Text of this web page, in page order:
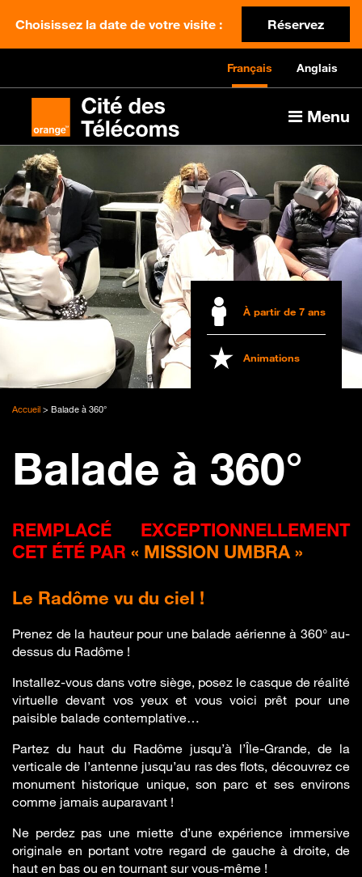
Choisissez la date de votre visite : Réservez
Français Anglais
Menu
À partir de 7 ans
Animations
Accueil > Balade à 360°
Balade à 360°
REMPLACÉ EXCEPTIONNELLEMENT
CET ÉTÉ PAR « MISSION UMBRA »
Le Radôme vu du ciel !
Prenez de la hauteur pour une balade aérienne à 360° au-
dessus du Radôme !
Installez-vous dans votre siège, posez le casque de réalité
virtuelle devant vos yeux et vous voici prêt pour une
paisible balade contemplative…
Partez du haut du Radôme jusqu’à l’Île-Grande, de la
verticale de l’antenne jusqu’au ras des flots, découvrez ce
monument historique unique, son parc et ses environs
comme jamais auparavant !
Ne perdez pas une miette d’une expérience immersive
originale en portant votre regard de gauche à droite, de
haut en bas ou en tournant sur vous-même !